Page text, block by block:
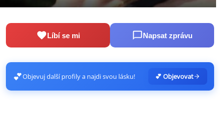
Líbí se mi Napsat zprávu
💕Objevuj další profily a najdi svou lásku! 💕 Objevovat